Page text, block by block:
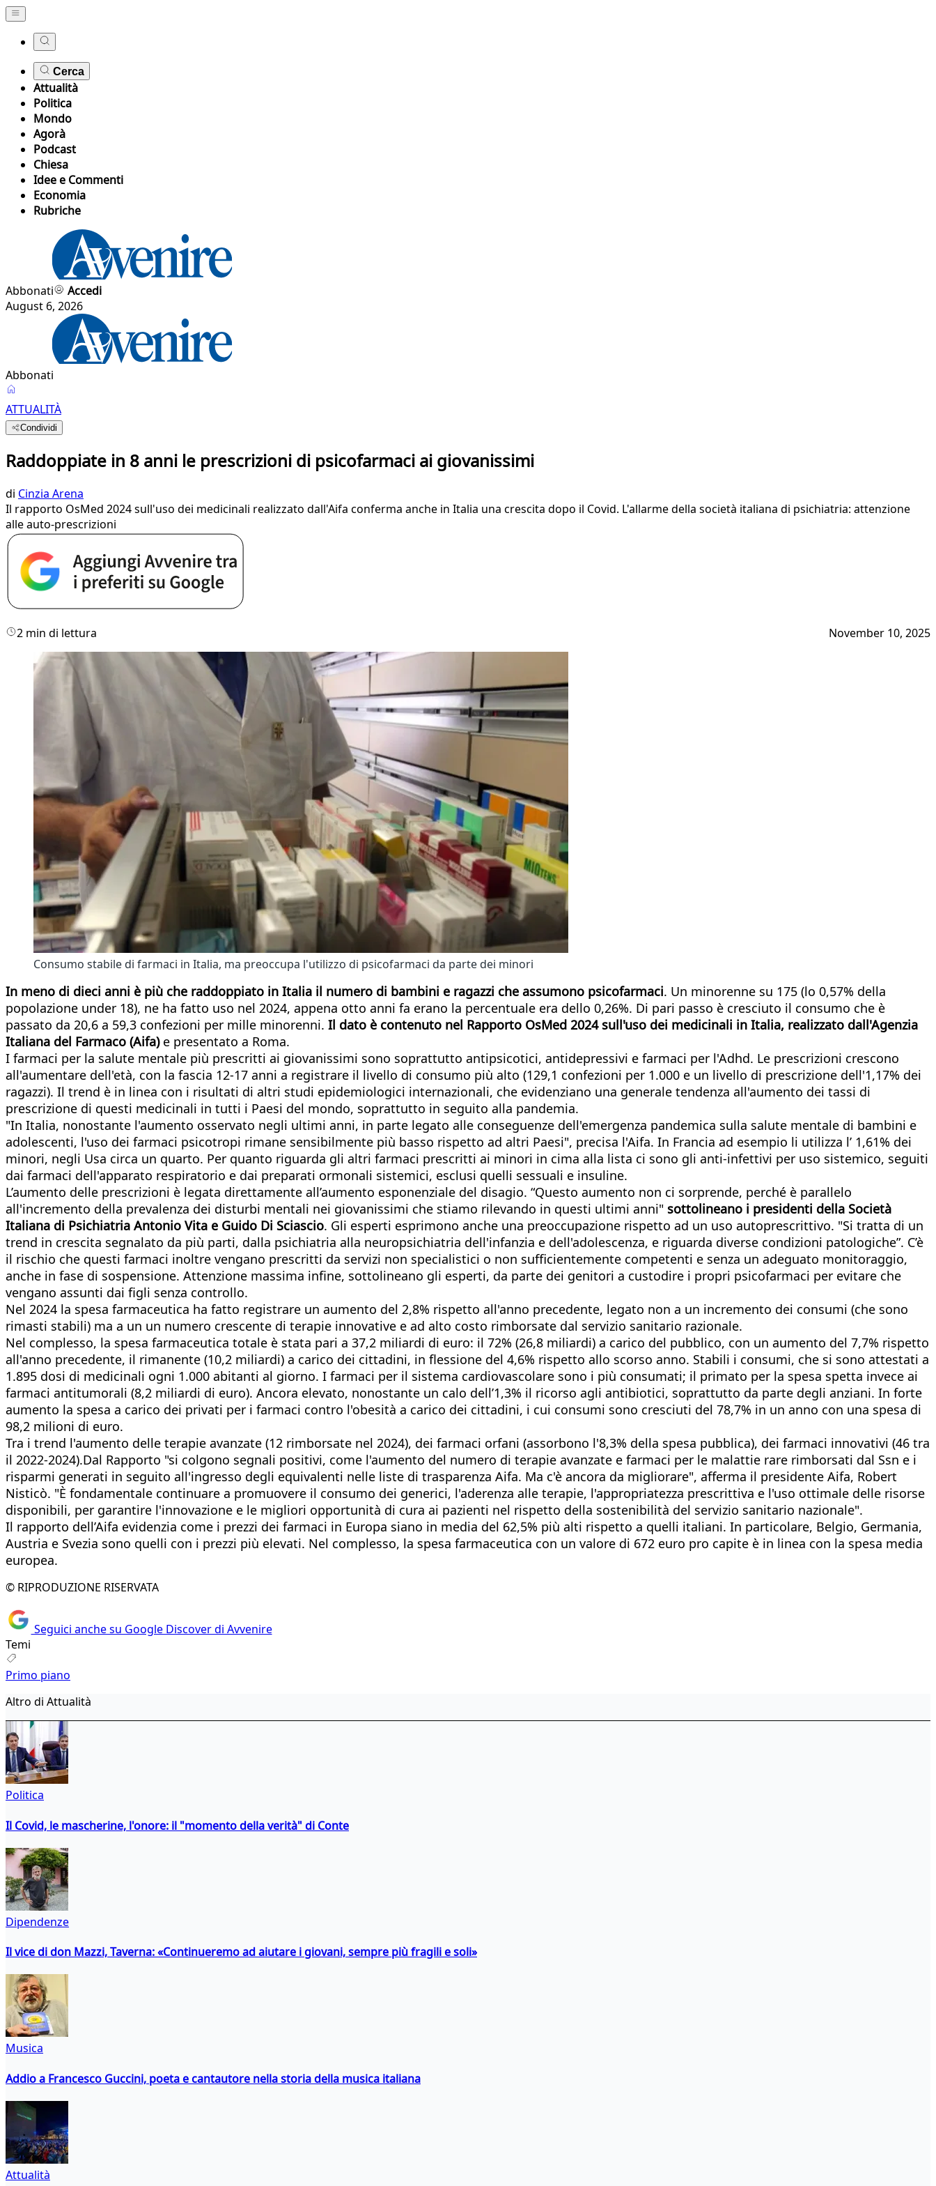
Cerca
Attualità
Politica
Mondo
Agorà
Podcast
Chiesa
Idee e Commenti
Economia
Rubriche
Abbonati
Accedi
August 6, 2026
Abbonati
ATTUALITÀ
Condividi
Raddoppiate in 8 anni le prescrizioni di psicofarmaci ai giovanissimi
di Cinzia Arena
Il rapporto OsMed 2024 sull'uso dei medicinali realizzato dall'Aifa conferma anche in Italia una crescita dopo il Covid. L'allarme della società italiana di psichiatria: attenzione
alle auto-prescrizioni
2 min di lettura November 10, 2025
Consumo stabile di farmaci in Italia, ma preoccupa l'utilizzo di psicofarmaci da parte dei minori
In meno di dieci anni è più che raddoppiato in Italia il numero di bambini e ragazzi che assumono psicofarmaci. Un minorenne su 175 (lo 0,57% della
popolazione under 18), ne ha fatto uso nel 2024, appena otto anni fa erano la percentuale era dello 0,26%. Di pari passo è cresciuto il consumo che è
passato da 20,6 a 59,3 confezioni per mille minorenni. Il dato è contenuto nel Rapporto OsMed 2024 sull'uso dei medicinali in Italia, realizzato dall'Agenzia
Italiana del Farmaco (Aifa)e presentato a Roma.
I farmaci per la salute mentale più prescritti ai giovanissimi sono soprattutto antipsicotici, antidepressivi e farmaci per l'Adhd. Le prescrizioni crescono
all'aumentare dell'età, con la fascia 12‐17 anni a registrare il livello di consumo più alto (129,1 confezioni per 1.000 e un livello di prescrizione dell'1,17% dei
ragazzi). Il trend è in linea con i risultati di altri studi epidemiologici internazionali, che evidenziano una generale tendenza all'aumento dei tassi di
prescrizione di questi medicinali in tutti i Paesi del mondo, soprattutto in seguito alla pandemia.
"In Italia, nonostante l'aumento osservato negli ultimi anni, in parte legato alle conseguenze dell'emergenza pandemica sulla salute mentale di bambini e
adolescenti, l'uso dei farmaci psicotropi rimane sensibilmente più basso rispetto ad altri Paesi", precisa l'Aifa. In Francia ad esempio li utilizza l’ 1,61% dei
minori, negli Usa circa un quarto. Per quanto riguarda gli altri farmaci prescritti ai minori in cima alla lista ci sono gli anti-infettivi per uso sistemico, seguiti
dai farmaci dell'apparato respiratorio e dai preparati ormonali sistemici, esclusi quelli sessuali e insuline.
L’aumento delle prescrizioni è legata direttamente all’aumento esponenziale del disagio. “Questo aumento non ci sorprende, perché è parallelo
all'incremento della prevalenza dei disturbi mentali nei giovanissimi che stiamo rilevando in questi ultimi anni" sottolineano i presidenti della Società
Italiana di Psichiatria Antonio Vita e Guido Di Sciascio. Gli esperti esprimono anche una preoccupazione rispetto ad un uso autoprescrittivo. "Si tratta di un
trend in crescita segnalato da più parti, dalla psichiatria alla neuropsichiatria dell'infanzia e dell'adolescenza, e riguarda diverse condizioni patologiche”. C’è
il rischio che questi farmaci inoltre vengano prescritti da servizi non specialistici o non sufficientemente competenti e senza un adeguato monitoraggio,
anche in fase di sospensione. Attenzione massima infine, sottolineano gli esperti, da parte dei genitori a custodire i propri psicofarmaci per evitare che
vengano assunti dai figli senza controllo.
Nel 2024 la spesa farmaceutica ha fatto registrare un aumento del 2,8% rispetto all'anno precedente, legato non a un incremento dei consumi (che sono
rimasti stabili) ma a un un numero crescente di terapie innovative e ad alto costo rimborsate dal servizio sanitario razionale.
Nel complesso, la spesa farmaceutica totale è stata pari a 37,2 miliardi di euro: il 72% (26,8 miliardi) a carico del pubblico, con un aumento del 7,7% rispetto
all'anno precedente, il rimanente (10,2 miliardi) a carico dei cittadini, in flessione del 4,6% rispetto allo scorso anno. Stabili i consumi, che si sono attestati a
1.895 dosi di medicinali ogni 1.000 abitanti al giorno. I farmaci per il sistema cardiovascolare sono i più consumati; il primato per la spesa spetta invece ai
farmaci antitumorali (8,2 miliardi di euro). Ancora elevato, nonostante un calo dell’1,3% il ricorso agli antibiotici, soprattutto da parte degli anziani. In forte
aumento la spesa a carico dei privati per i farmaci contro l'obesità a carico dei cittadini, i cui consumi sono cresciuti del 78,7% in un anno con una spesa di
98,2 milioni di euro.
Tra i trend l'aumento delle terapie avanzate (12 rimborsate nel 2024), dei farmaci orfani (assorbono l'8,3% della spesa pubblica), dei farmaci innovativi (46 tra
il 2022-2024).Dal Rapporto "si colgono segnali positivi, come l'aumento del numero di terapie avanzate e farmaci per le malattie rare rimborsati dal Ssn e i
risparmi generati in seguito all'ingresso degli equivalenti nelle liste di trasparenza Aifa. Ma c'è ancora da migliorare", afferma il presidente Aifa, Robert
Nisticò. "È fondamentale continuare a promuovere il consumo dei generici, l'aderenza alle terapie, l'appropriatezza prescrittiva e l'uso ottimale delle risorse
disponibili, per garantire l'innovazione e le migliori opportunità di cura ai pazienti nel rispetto della sostenibilità del servizio sanitario nazionale".
Il rapporto dell’Aifa evidenzia come i prezzi dei farmaci in Europa siano in media del 62,5% più alti rispetto a quelli italiani. In particolare, Belgio, Germania,
Austria e Svezia sono quelli con i prezzi più elevati. Nel complesso, la spesa farmaceutica con un valore di 672 euro pro capite è in linea con la spesa media
europea.
© RIPRODUZIONE RISERVATA
Seguici anche su Google Discover di Avvenire
Temi
Primo piano
Altro di Attualità
Politica
Il Covid, le mascherine, l'onore: il "momento della verità" di Conte
Dipendenze
Il vice di don Mazzi, Taverna: «Continueremo ad aiutare i giovani, sempre più fragili e soli»
Musica
Addio a Francesco Guccini, poeta e cantautore nella storia della musica italiana
Attualità